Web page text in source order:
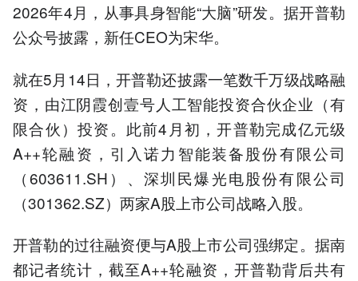
2026年4月，从事具身智能“大脑”研发。据开普勒
公众号披露，新任CEO为宋华。
就在5月14日，开普勒还披露一笔数千万级战略融
资，由江阴霞创壹号人工智能投资合伙企业（有
限合伙）投资。此前4月初，开普勒完成亿元级
A++轮融资，引入诺力智能装备股份有限公司
（603611.SH）、深圳民爆光电股份有限公司
（301362.SZ）两家A股上市公司战略入股。
开普勒的过往融资便与A股上市公司强绑定。据南
都记者统计，截至A++轮融资，开普勒背后共有